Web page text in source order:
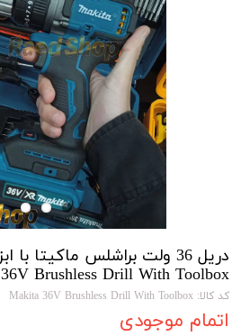
36V Brushless Drill With Toolbox
کد کالا: Makita 36V Brushless Drill With Toolbox
اتمام موجودی